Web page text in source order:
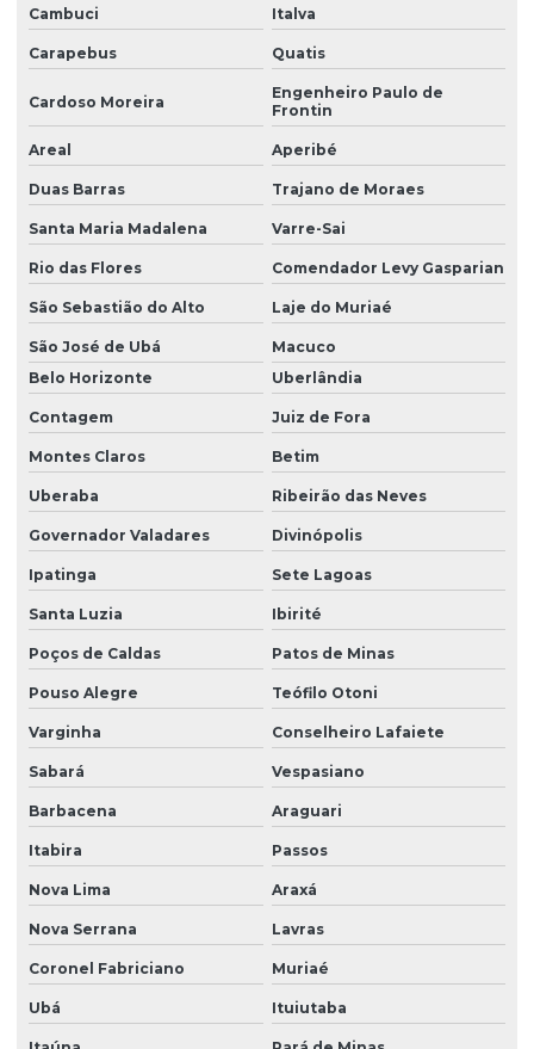
Cambuci Italva
Carapebus Quatis
Cardoso Moreira
Engenheiro Paulo de
Frontin
Areal Aperibé
Duas Barras Trajano de Moraes
Santa Maria Madalena Varre-Sai
Rio das Flores Comendador Levy Gasparian
São Sebastião do Alto Laje do Muriaé
São José de Ubá
Macuco
Belo Horizonte
Uberlândia
Contagem Juiz de Fora
Montes Claros Betim
Uberaba Ribeirão das Neves
Governador Valadares Divinópolis
Ipatinga Sete Lagoas
Santa Luzia Ibirité
Poços de Caldas Patos de Minas
Pouso Alegre Teófilo Otoni
Varginha Conselheiro Lafaiete
Sabará Vespasiano
Barbacena Araguari
Itabira Passos
Nova Lima Araxá
Nova Serrana Lavras
Coronel Fabriciano Muriaé
Ubá Ituiutaba